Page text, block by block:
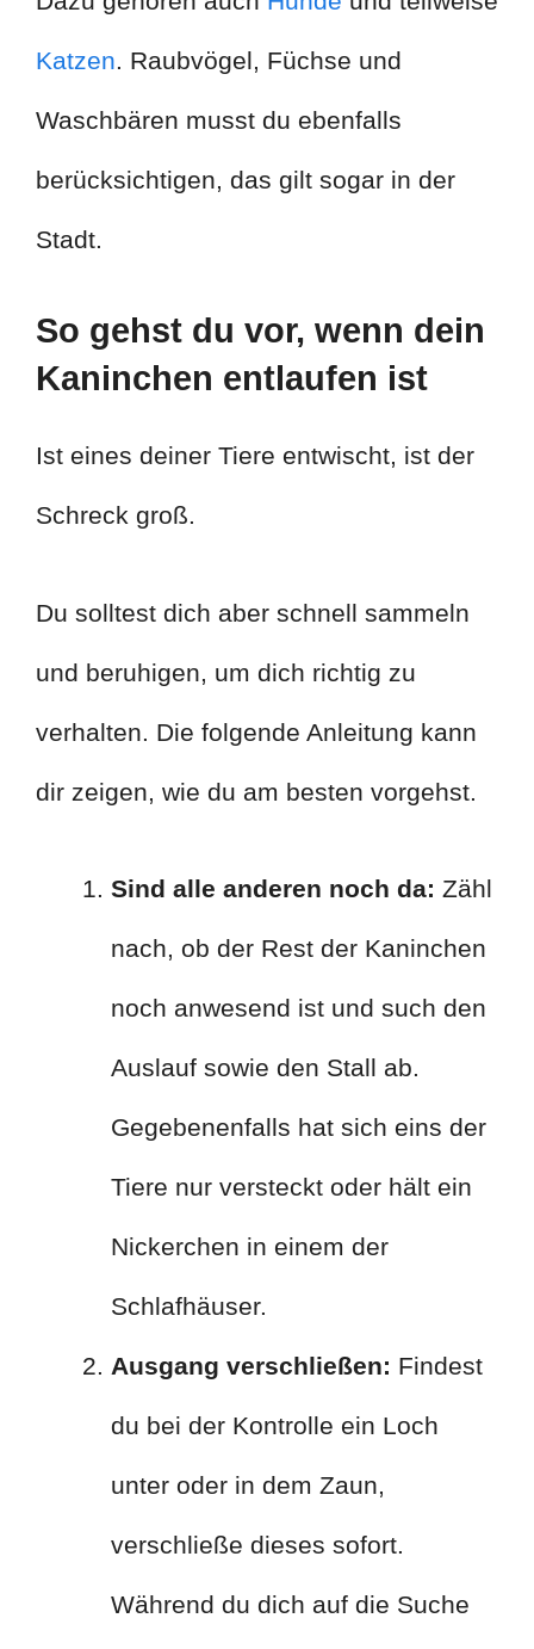
Katzen. Raubvögel, Füchse und
Waschbären musst du ebenfalls
berücksichtigen, das gilt sogar in der
Stadt.
So gehst du vor, wenn dein
Kaninchen entlaufen ist
Ist eines deiner Tiere entwischt, ist der
Schreck groß.
Du solltest dich aber schnell sammeln
und beruhigen, um dich richtig zu
verhalten. Die folgende Anleitung kann
dir zeigen, wie du am besten vorgehst.
Sind alle anderen noch da: Zähl
nach, ob der Rest der Kaninchen
noch anwesend ist und such den
Auslauf sowie den Stall ab.
Gegebenenfalls hat sich eins der
Tiere nur versteckt oder hält ein
Nickerchen in einem der
Schlafhäuser.
Ausgang verschließen: Findest
du bei der Kontrolle ein Loch
unter oder in dem Zaun,
verschließe dieses sofort.
Während du dich auf die Suche